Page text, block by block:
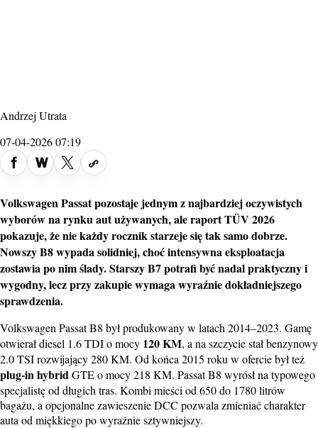
Andrzej Utrata
07-04-2026 07:19
Volkswagen Passatpozostaje jednym z najbardziej oczywistych
wyborów na rynku aut używanych, ale raport TÜV 2026
pokazuje, że nie każdy rocznik starzeje się tak samo dobrze.
Nowszy B8 wypada solidniej, choć intensywnaeksploatacja
zostawia po nim ślady. Starszy B7 potrafi być nadal praktyczny i
wygodny, lecz przy zakupie wymaga wyraźnie dokładniejszego
sprawdzenia.
Volkswagen Passat B8 był produkowany w latach 2014–2023. Gamę
otwierał diesel 1.6 TDI o mocy 120 KM, a na szczycie stał benzynowy
2.0 TSI rozwijający 280 KM. Od końca 2015 roku w ofercie był też
plug-in hybridGTE o mocy 218 KM. Passat B8 wyrósł na typowego
specjalistę od długich tras. Kombi mieści od 650 do 1780 litrów
bagażu, a opcjonalne zawieszenie DCC pozwala zmieniać charakter
auta od miękkiego po wyraźnie sztywniejszy.